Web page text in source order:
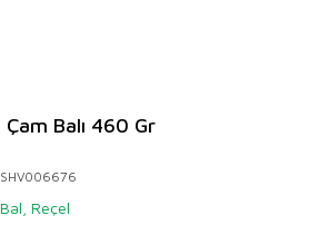
Balı 460 Gr
SHV006676
Bal, Reçel